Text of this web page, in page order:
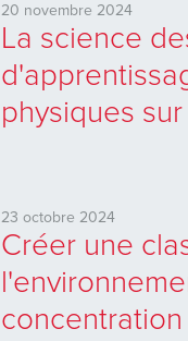
20 novembre 2024
La science
physiques
23 octobre 2024
Créer une